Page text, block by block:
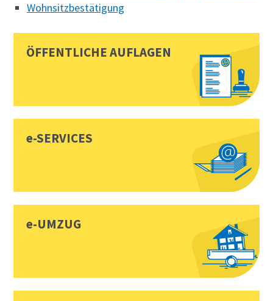
Wohnsitzbestätigung
Sidebar
Toplinks
ÖFFENTLICHE AUFLAGEN
e-SERVICES
e-UMZUG